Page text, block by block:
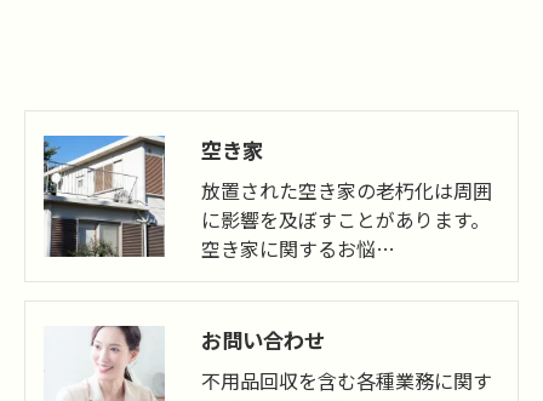
空き家
放置された空き家の老朽化は周囲
に影響を及ぼすことがあります。
空き家に関するお悩…
お問い合わせ
不用品回収を含む各種業務に関す